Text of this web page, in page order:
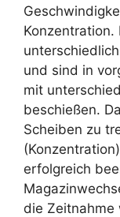
und sind in
mit
beschießen.
Scheiben zu
erfolgreich
die Zeitnahme